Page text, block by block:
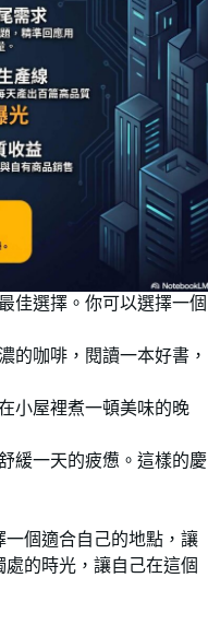
佳選擇。你可以選擇一個
的咖啡，閱讀一本好書，
小屋裡煮一頓美味的晚
緩一天的疲憊。這樣的慶
個適合自己的地點，讓
的時光，讓自己在這個